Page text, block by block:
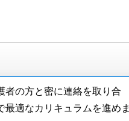
者の方と密に連絡を取り合
適なカリキュラムを進めま